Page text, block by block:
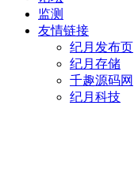
监测
友情链接
纪月发布页
纪月存储
千趣源码网
纪月科技